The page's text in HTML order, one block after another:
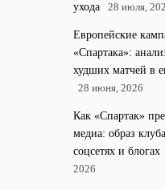
ухода
28 июля,
Европейские
«Спартака»:
худших матчей в
28 июня, 2026
Как «Спартак»
медиа: образ
соцсетях и блогах
2026